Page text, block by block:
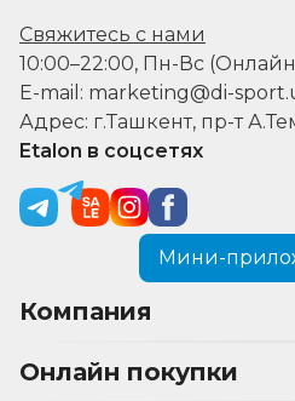
Свяжитесь с нами
10:00–22:00, Пн-Вс
E-mail: marketing@di-
Адрес: г.Ташкент, пр-т
Etalon в соцсетях
Мини-
Компания
Онлайн покупки